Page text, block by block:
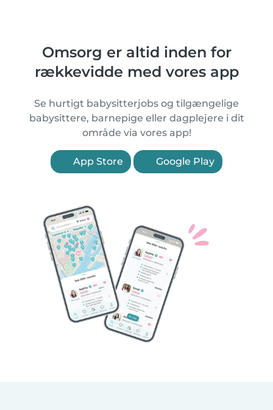
Omsorg er altid inden for
rækkevidde med vores app
Se hurtigt babysitterjobs og tilgængelige
babysittere, barnepige eller dagplejere i dit
område via vores app!
App Store Google Play